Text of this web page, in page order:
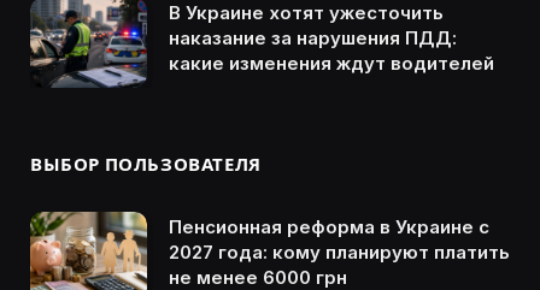
В Украине хотят ужесточить
наказание за нарушения ПДД:
какие изменения ждут водителей
ВЫБОР ПОЛЬЗОВАТЕЛЯ
Пенсионная реформа в Украине с
2027 года: кому планируют платить
не менее 6000 грн